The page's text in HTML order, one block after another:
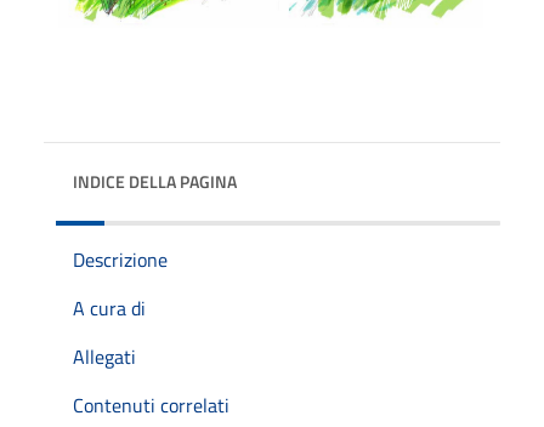
INDICE DELLA PAGINA
Descrizione
A cura di
Allegati
Contenuti correlati